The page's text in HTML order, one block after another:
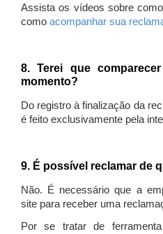
Assista os vídeos sobre como
como acompanhar sua
8. Terei que
momento?
Do registro à finalização da
é feito exclusivamente pela
9. É possível reclamar de
Não. É necessário que a
site para receber uma
Por se tratar de